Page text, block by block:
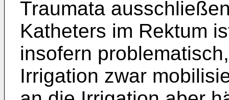
Traumata
Katheters im Rektum
insofern
Irrigation zwar